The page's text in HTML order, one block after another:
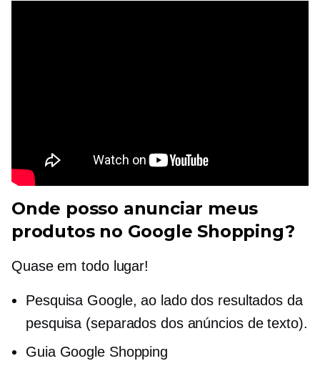
Onde posso anunciar meus
produtos no Google Shopping?
Quase em todo lugar!
Pesquisa Google, ao lado dos resultados da
pesquisa (separados dos anúncios de texto).
Guia Google Shopping